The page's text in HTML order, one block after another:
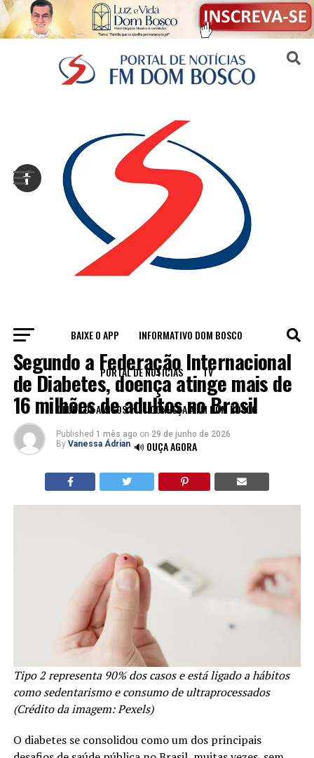
BAIXE O APP INFORMATIVO DOM BOSCO
PORTAL DE NOTÍCIAS TV
CLUBE DE AMIGOS CONHEÇA A FM DOM BOSCO
🔊 OUÇA AGORA
SAÚDE
Segundo a Federação Internacional
de Diabetes, doença atinge mais de
16 milhões de adultos no Brasil
Published 1 mês ago on 29 de junho de 2026
By Vanessa Ádrian
Tipo 2 representa 90% dos casos e está ligado a hábitos
como sedentarismo e consumo de ultraprocessados
(Crédito da imagem: Pexels)
O diabetes se consolidou como um dos principais
Sair da versão mobile